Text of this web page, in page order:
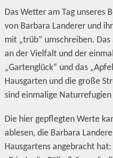
Das Wetter am Tag unseres
von Barbara Landerer und
mit „trüb“ umschreiben.
an der Vielfalt und der
„Gartenglück“ und das
Hausgarten und die große
sind einmalige
Die hier gepflegten Werte
ablesen, die Barbara
Hausgartens angebracht hat: